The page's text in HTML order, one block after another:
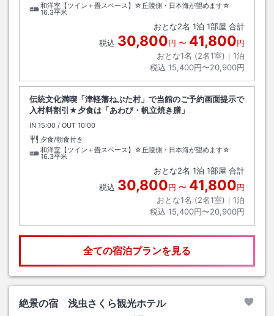
和洋室【ツイン＋畳スペース】☆丘陵側・日本海が望めます☆
16.3平米
おとな2名 1泊 1部屋 合計
税込 30,800円 〜 41,800円
おとな1名 (2名1室)｜ 1泊
税込 15,400円〜20,900円
伝統文化満喫「津軽藩ねぷた村」で当館のご予約画面提示で
入村料割引★夕食は「あわび・帆立焼き膳」
IN チェックイン
15:00 / OUT チェックアウト
10:00
夕食/朝食付き
和洋室【ツイン＋畳スペース】☆丘陵側・日本海が望めます☆
16.3平米
おとな2名 1泊 1部屋 合計
税込 30,800円 〜 41,800円
おとな1名 (2名1室)｜ 1泊
税込 15,400円〜20,900円
全ての宿泊プランを見る
絶景の宿 浅虫さくら観光ホテル